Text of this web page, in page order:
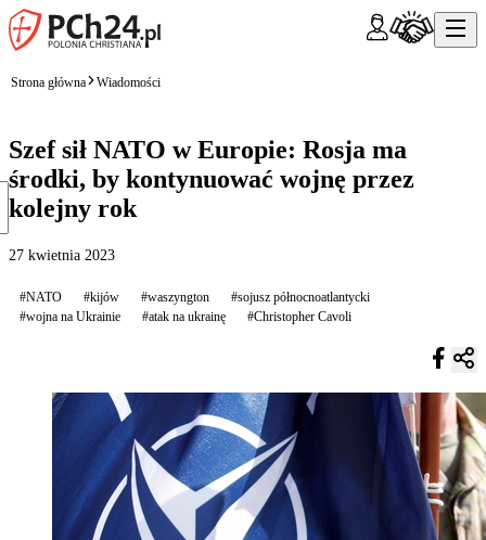
Strona główna Wiadomości
Szef sił NATO w Europie: Rosja ma
środki, by kontynuować wojnę przez
kolejny rok
27 kwietnia 2023
#NATO #kijów #waszyngton
#sojusz północnoatlantycki
#wojna na Ukrainie
#atak na ukrainę #Christopher Cavoli